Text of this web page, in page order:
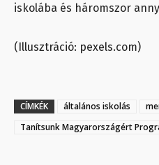
iskolába és háromszor
(Illusztráció: pexels.com)
CÍMKÉK általános iskolás
Tanítsunk Magyarországért